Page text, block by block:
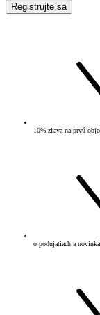
Registrujte sa
10% zľava na prvú
o podujatiach a